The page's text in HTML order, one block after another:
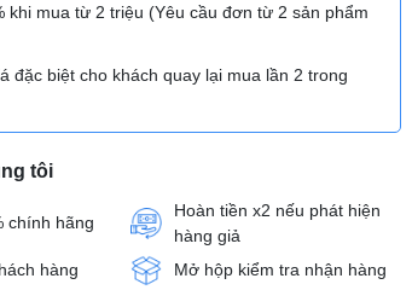
khi mua từ 2 triệu (Yêu cầu đơn từ 2 sản phẩm
đặc biệt cho khách quay lại mua lần 2 trong
tôi
chính hãng
Hoàn tiền x2 nếu phát hiện
hàng giả
hàng
Mở hộp kiểm tra nhận hàng